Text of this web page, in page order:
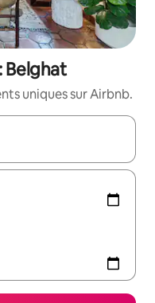
Belghat
uniques sur Airbnb.
les en utilisant